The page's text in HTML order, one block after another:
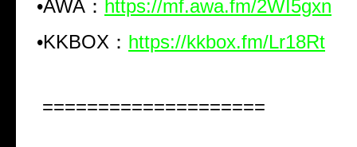
•AWA ： https://mf.awa.fm/2WI5gxn
•KKBOX ： https://kkbox.fm/Lr18Rt
====================